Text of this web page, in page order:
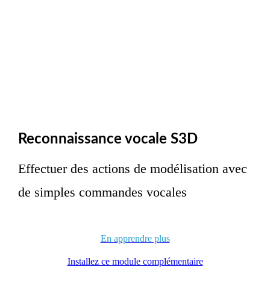
Reconnaissance vocale S3D
Effectuer des actions de modélisation avec
de simples commandes vocales
En apprendre plus
Installez ce module complémentaire